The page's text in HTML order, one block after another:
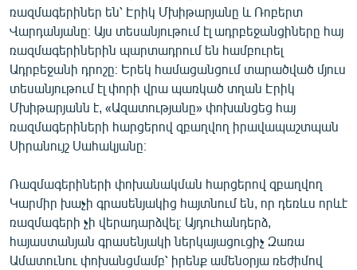
ռազմագերիներ են՝ Էրիկ Մխիթարյանը և Ռոբերտ
Վարդանյանը։ Այս տեսանյութում էլ ադրբեջանցիները հայ
ռազմագերիներին պարտադրում են համբուրել
Ադրբեջանի դրոշը։ Երեկ համացանցում տարածված մյուս
տեսանյութում էլ փորի վրա պառկած տղան Էրիկ
Մխիթարյանն է, «Ազատությանը» փոխանցեց հայ
ռազմագերիների հարցերով զբաղվող իրավապաշտպան
Սիրանույշ Սահակյանը։
Ռազմագերիների փոխանակման հարցերով զբաղվող
Կարմիր խաչի գրասենյակից հայտնում են, որ դեռևս որևէ
ռազմագերի չի վերադարձվել։ Այդուհանդերձ,
հայաստանյան գրասենյակի ներկայացուցիչ Զառա
Ամատունու փոխանցմամբ՝ իրենք ամենօրյա ռեժիմով